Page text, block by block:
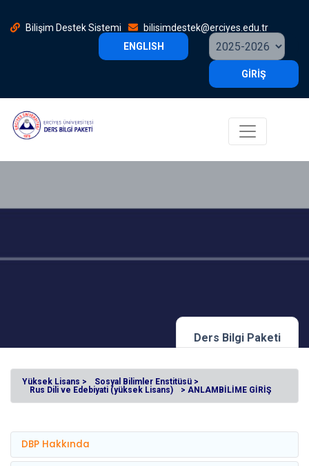
Bilişim Destek Sistemi
bilisimdestek@erciyes.edu.tr
ENGLISH
GİRİŞ
Ders Bilgi Paketi
Yüksek Lisans >
Sosyal Bilimler Enstitüsü >
Rus Dili ve Edebiyati (yüksek Lisans)
> ANLAMBİLİME GİRİŞ
DBP Hakkında